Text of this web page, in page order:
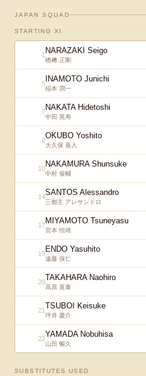
JAPAN SQUAD
STARTING XI
1 NARAZAKI Seigo
楢﨑 正剛
5 INAMOTO Junichi
稲本 潤一
7NAKATA Hidetoshi
中田 英寿
9OKUBO Yoshito
大久保 嘉人
10NAKAMURA Shunsuke
中村 俊輔
14SANTOS Alessandro
三都主 アレサンドロ
17MIYAMOTO Tsuneyasu
宮本 恒靖
19ENDO Yasuhito
遠藤 保仁
20TAKAHARA Naohiro
高原 直泰
21TSUBOI Keisuke
坪井 慶介
22YAMADA Nobuhisa
山田 暢久
SUBSTITUTES USED